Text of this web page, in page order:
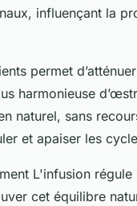
influençant la
permet
harmonieuse
naturel, sans
et apaiser les
L'infusion régule
cet équilibre